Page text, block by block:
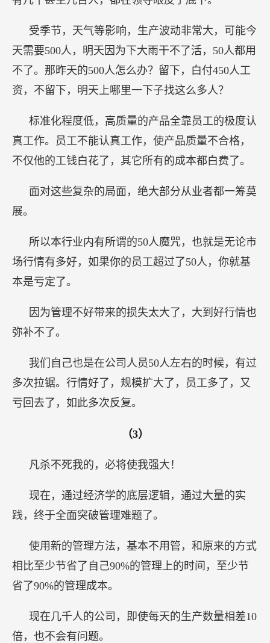
受季节，天气等影响，生产波动非常大，可能今
天需要500人，明天因为下大雨干不了活，50人都用
不了。那昨天的500人怎么办？留下，白付450人工
资，不留下，明天上哪里一下子找这么多人？
标准化程度低，高质量的产品全靠员工的极度认
真工作。员工不能认真工作，使产品质量不合格，
不仅他的工钱白花了，其它所有的成本都白费了。
面对这些复杂的局面，绝大部分从业者都一筹莫
展。
所以本行业内有所谓的50人魔咒，也就是无论市
场行情有多好，如果你的员工超过了50人，你就基
本是亏定了。
因为管理不好带来的损失太大了，大到好行情也
弥补不了。
我们自己也是在公司人员50人左右的时候，有过
多次拉锯。行情好了，规模扩大了，员工多了，又
亏回去了，如此多次反复。
（3）
凡杀不死我的，必将使我强大！
现在，通过经济学的底层逻辑，通过大量的实
践，终于全面突破管理难题了。
使用新的管理方法，基本不用管，和原来的方式
相比至少节省了自己90%的管理上的时间，至少节
省了90%的管理成本。
现在几千人的公司，即使每天的生产数量相差10
倍，也不会有问题。